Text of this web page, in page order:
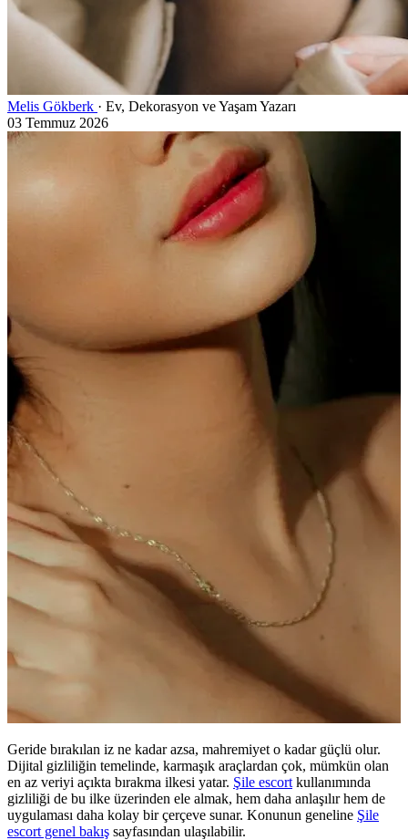
Melis Gökberk · Ev, Dekorasyon ve Yaşam Yazarı
03 Temmuz 2026
Geride bırakılan iz ne kadar azsa, mahremiyet o kadar güçlü olur.
Dijital gizliliğin temelinde, karmaşık araçlardan çok, mümkün olan
en az veriyi açıkta bırakma ilkesi yatar. Şile escort kullanımında
gizliliği de bu ilke üzerinden ele almak, hem daha anlaşılır hem de
uygulaması daha kolay bir çerçeve sunar. Konunun geneline Şile
escort genel bakış sayfasından ulaşılabilir.